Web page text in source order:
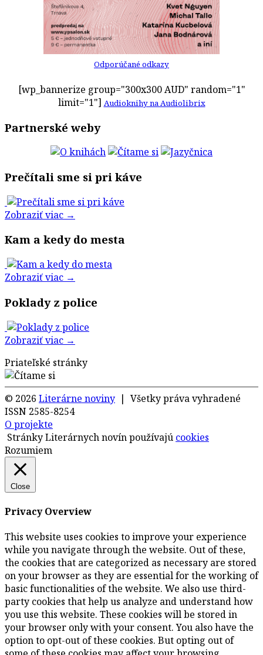
Odporúčané odkazy
[wp_bannerize group="300x300 AUD" random="1"
limit="1"] Audioknihy na Audiolibrix
Partnerské weby
Prečítali sme si pri káve
Zobraziť viac →
Kam a kedy do mesta
Zobraziť viac →
Poklady z police
Zobraziť viac →
Priateľské stránky
© 2026 Literárne noviny | Všetky práva vyhradené
ISSN 2585-8254
O projekte
Stránky Literárnych novín používajú cookies
Rozumiem
Close
Privacy Overview
This website uses cookies to improve your experience
while you navigate through the website. Out of these,
the cookies that are categorized as necessary are stored
on your browser as they are essential for the working of
basic functionalities of the website. We also use third-
party cookies that help us analyze and understand how
you use this website. These cookies will be stored in
your browser only with your consent. You also have the
option to opt-out of these cookies. But opting out of